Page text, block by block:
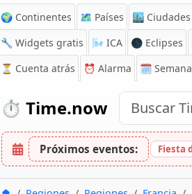
🌍 Continentes 🗺️ Países 🏙️ Ciudades
🔧 Widgets gratis
🌬️ ICA 🌑 Eclipses
⏳ Cuenta atrás ⏰ Alarma 🗓️ Semana
⏱️ Time.now
Próximos eventos: Fiesta